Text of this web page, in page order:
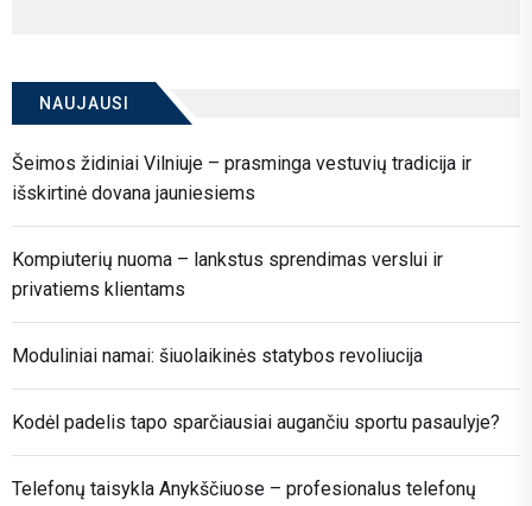
NAUJAUSI
Šeimos židiniai Vilniuje – prasminga vestuvių tradicija ir
išskirtinė dovana jauniesiems
Kompiuterių nuoma – lankstus sprendimas verslui ir
privatiems klientams
Moduliniai namai: šiuolaikinės statybos revoliucija
Kodėl padelis tapo sparčiausiai augančiu sportu pasaulyje?
Telefonų taisykla Anykščiuose – profesionalus telefonų